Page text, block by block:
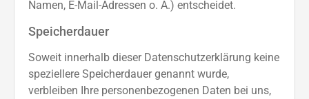
Namen, E-Mail-Adressen o. Ä.) entscheidet.
Speicherdauer
Soweit innerhalb dieser Datenschutzerklärung keine
speziellere Speicherdauer genannt wurde,
verbleiben Ihre personenbezogenen Daten bei uns,